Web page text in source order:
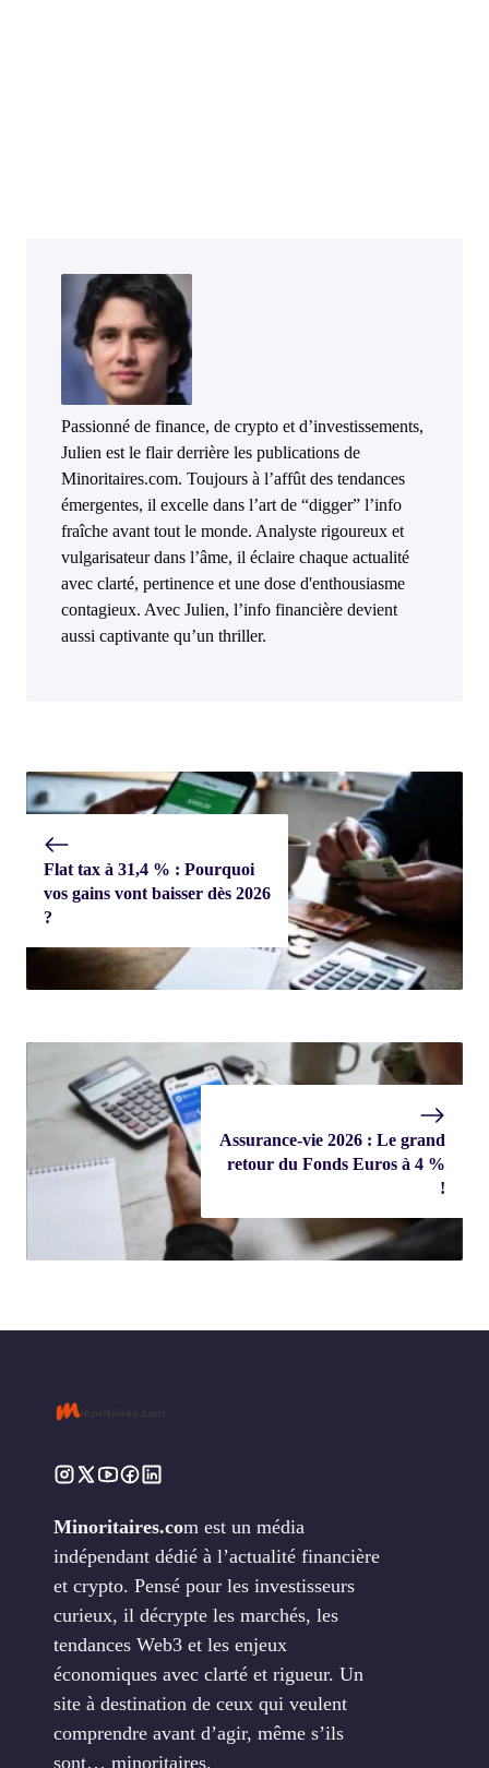
Passionné de finance, de crypto et d’investissements,
Julien est le flair derrière les publications de
Minoritaires.com. Toujours à l’affût des tendances
émergentes, il excelle dans l’art de “digger” l’info
fraîche avant tout le monde. Analyste rigoureux et
vulgarisateur dans l’âme, il éclaire chaque actualité
avec clarté, pertinence et une dose d'enthousiasme
contagieux. Avec Julien, l’info financière devient
aussi captivante qu’un thriller.
Flat tax à 31,4 % : Pourquoi
vos gains vont baisser dès 2026
?
Assurance-vie 2026 : Le grand
retour du Fonds Euros à 4 %
!
Minoritaires.com est un média
indépendant dédié à l’actualité financière
et crypto. Pensé pour les investisseurs
curieux, il décrypte les marchés, les
tendances Web3 et les enjeux
économiques avec clarté et rigueur. Un
site à destination de ceux qui veulent
comprendre avant d’agir, même s’ils
sont… minoritaires.